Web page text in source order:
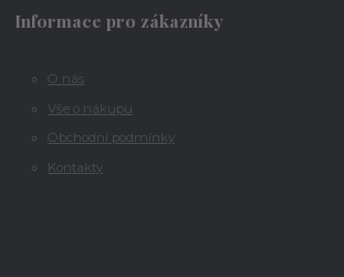
Informace pro zákazníky
O nás
Vše o nákupu
Obchodní podmínky
Kontakty